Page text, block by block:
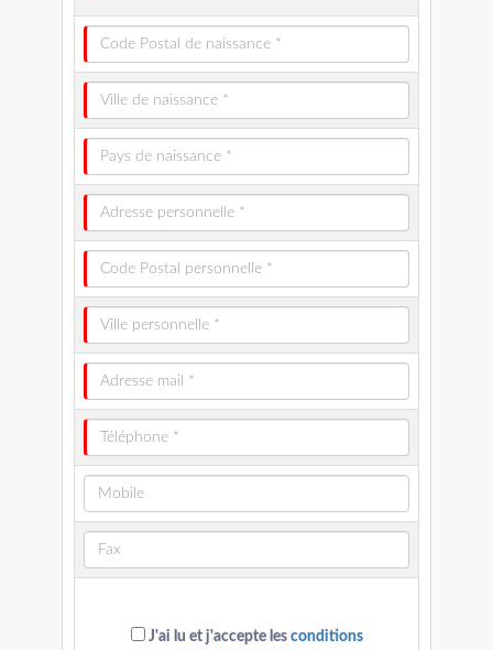
J'ai lu et j'accepte les conditions